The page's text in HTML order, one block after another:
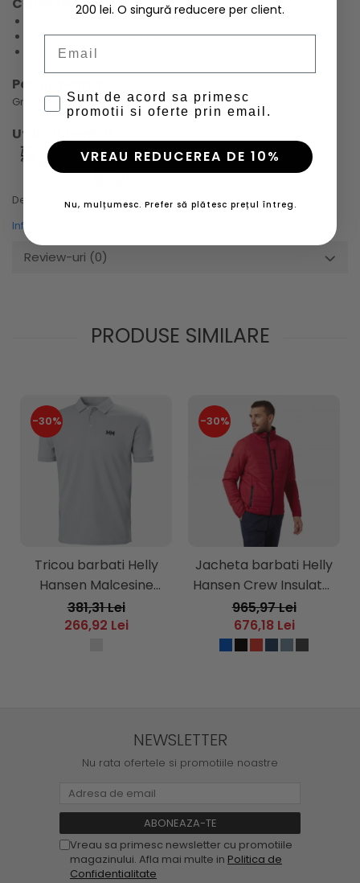
Gluga se poate ajusta folosind un snur;
Logo printat pe piept.
Performanta
Greutate - nivel 4/6 (usor)
Utilizat pentru
DeplasareUrban & Lifestyle
Informatii conformitate produs
Review-uri (0)
PRODUSE SIMILARE
-30%
Tricou barbati Helly
Hansen Malcesine
Polo
381,31 Lei
266,92 Lei
-30%
Jacheta barbati Helly
Hansen Crew Insulator
Jacket 2.0
965,97 Lei
676,18 Lei
NEWSLETTER
Nu rata ofertele si promotiile noastre
Vreau sa primesc newsletter cu promotiile
magazinului. Afla mai multe in Politica de
Confidentialitate
200 lei. O singură reducere per client.
Sunt de acord sa primesc
promotii si oferte prin email.
VREAU REDUCEREA DE 10%
Nu, mulțumesc. Prefer să plătesc prețul întreg.